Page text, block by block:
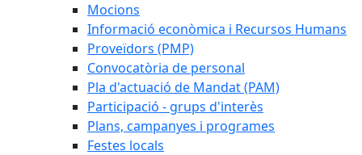
Mocions
Informació econòmica i Recursos Humans
Proveïdors (PMP)
Convocatòria de personal
Pla d'actuació de Mandat (PAM)
Participació - grups d'interès
Plans, campanyes i programes
Festes locals